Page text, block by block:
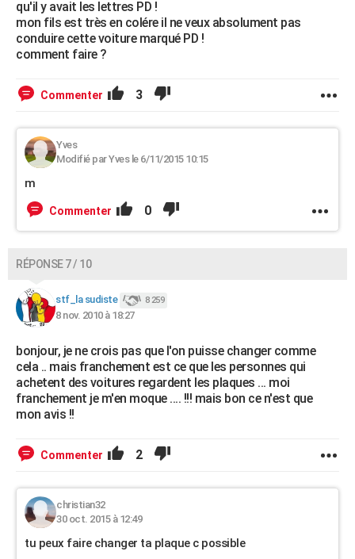
qu'il y avait les lettres PD !
mon fils est très en colére il ne veux absolument pas
conduire cette voiture marqué PD !
comment faire ?
Commenter 3
Yves
Modifié par Yves le 6/11/2015 10:15
m
Commenter 0
RÉPONSE 7 / 10
stf_la sudiste 8 259
8 nov. 2010 à 18:27
bonjour, je ne crois pas que l'on puisse changer comme
cela .. mais franchement est ce que les personnes qui
achetent des voitures regardent les plaques ... moi
franchement je m'en moque .... !!! mais bon ce n'est que
mon avis !!
Commenter 2
christian32
30 oct. 2015 à 12:49
tu peux faire changer ta plaque c possible